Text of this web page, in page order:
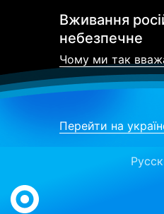
Вживання
небезпечне
Чому ми так
Перейти на
Work.ua